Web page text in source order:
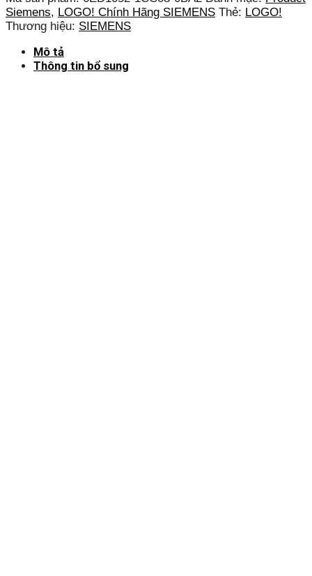
Siemens, LOGO! Chính Hãng SIEMENS Thẻ: LOGO!
Thương hiệu: SIEMENS
Mô tả
Thông tin bổ sung